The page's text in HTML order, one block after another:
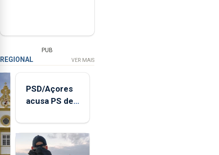
PUB
REGIONAL VER MAIS
PSD/Açores
acusa PS de
contraditória"
sobre
evolução